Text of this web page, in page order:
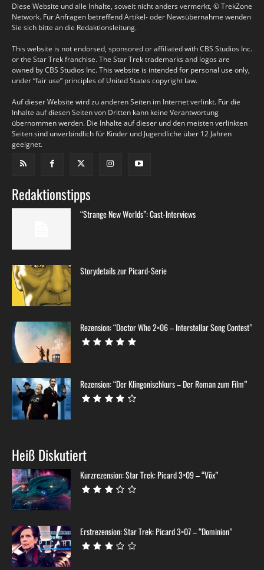
Diese Website und alle Inhalte, soweit nicht anders vermerkt, © TrekZone
Network. Für Anfragen betreffend Artikel- oder Newsübernahme wenden
Sie sich bitte an die Redaktionsleitung.
This website is not endorsed, sponsored or affiliated with CBS Studios Inc.
or the Star Trek franchise. The Star Trek trademarks and logos are
owned by CBS Studios Inc. This website is intended for personal use only,
under “fair use” principles of United States copyright law.
Auf dieser Website wird zu anderen Seiten im Internet verlinkt. Für die
Inhalte auf diesen Seiten von Dritten kann keine Verantwortung
übernommen werden. Die Inhalte auf dieser und den meisten verlinkten
Seiten sind unverbindlich für Kinder und Jugendliche über 12 Jahren
geeignet.
Redaktionstipps
“Strange New Worlds”: Cast-Interviews
Storydetails zur Picard-Serie
Rezension: “Doctor Who 2×06 – Interstellar Song Contest”
Rezension: “Der Klingonischkurs – Der Roman zum Film”
Heiß Diskutiert
Kurzrezension: Star Trek: Picard 3×09 – “Võx”
Erstrezension: Star Trek: Picard 3×07 – “Dominion”